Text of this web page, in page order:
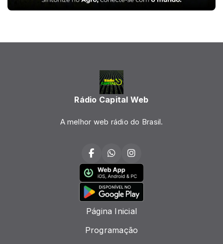
Rádio Capital Web
A melhor web rádio do Brasil.
Página Inicial
Programação